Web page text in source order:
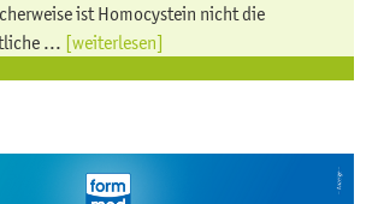
ist Homocystein nicht die
... [weiterlesen]